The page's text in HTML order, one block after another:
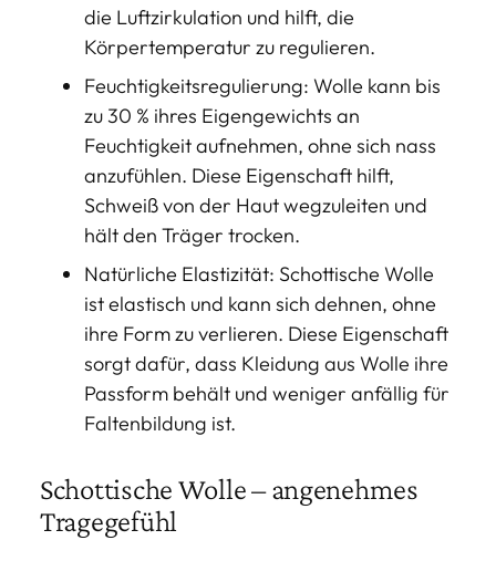
die Luftzirkulation und hilft, die
Körpertemperatur zu regulieren.
Feuchtigkeitsregulierung: Wolle kann bis
zu 30 % ihres Eigengewichts an
Feuchtigkeit aufnehmen, ohne sich nass
anzufühlen. Diese Eigenschaft hilft,
Schweiß von der Haut wegzuleiten und
hält den Träger trocken.
Natürliche Elastizität: Schottische Wolle
ist elastisch und kann sich dehnen, ohne
ihre Form zu verlieren. Diese Eigenschaft
sorgt dafür, dass Kleidung aus Wolle ihre
Passform behält und weniger anfällig für
Faltenbildung ist.
Schottische Wolle – angenehmes
Tragegefühl